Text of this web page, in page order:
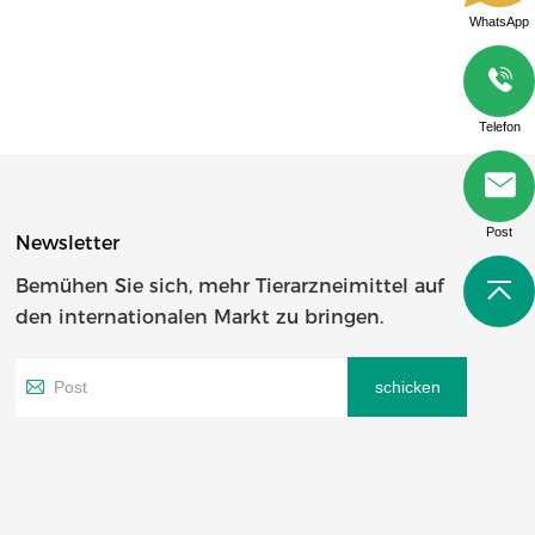
Newsletter
Bemühen Sie sich, mehr Tierarzneimittel auf
den internationalen Markt zu bringen.
schicken
WhatsApp
Telefon
Post